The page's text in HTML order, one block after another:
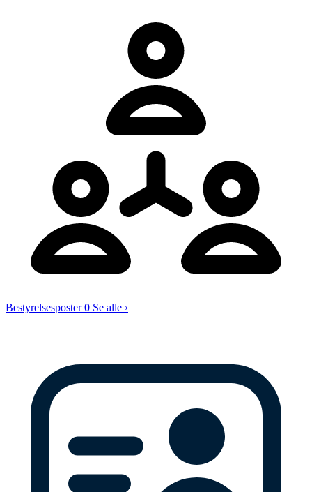
Bestyrelsesposter0 Se alle ›